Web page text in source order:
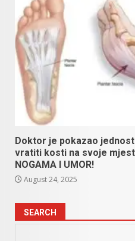
Doktor je pokazao
vratiti kosti na svoje
NOGAMA I UMOR!
August 24, 2025
SEARCH